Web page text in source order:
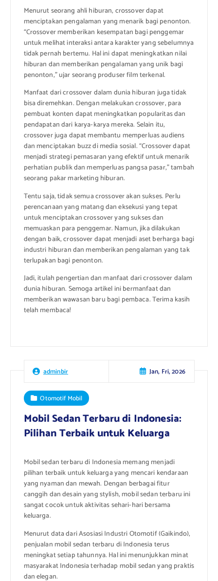
Menurut seorang ahli hiburan, crossover dapat
menciptakan pengalaman yang menarik bagi penonton.
“Crossover memberikan kesempatan bagi penggemar
untuk melihat interaksi antara karakter yang sebelumnya
tidak pernah bertemu. Hal ini dapat meningkatkan nilai
hiburan dan memberikan pengalaman yang unik bagi
penonton,” ujar seorang produser film terkenal.
Manfaat dari crossover dalam dunia hiburan juga tidak
bisa diremehkan. Dengan melakukan crossover, para
pembuat konten dapat meningkatkan popularitas dan
pendapatan dari karya-karya mereka. Selain itu,
crossover juga dapat membantu memperluas audiens
dan menciptakan buzz di media sosial. “Crossover dapat
menjadi strategi pemasaran yang efektif untuk menarik
perhatian publik dan memperluas pangsa pasar,” tambah
seorang pakar marketing hiburan.
Tentu saja, tidak semua crossover akan sukses. Perlu
perencanaan yang matang dan eksekusi yang tepat
untuk menciptakan crossover yang sukses dan
memuaskan para penggemar. Namun, jika dilakukan
dengan baik, crossover dapat menjadi aset berharga bagi
industri hiburan dan memberikan pengalaman yang tak
terlupakan bagi penonton.
Jadi, itulah pengertian dan manfaat dari crossover dalam
dunia hiburan. Semoga artikel ini bermanfaat dan
memberikan wawasan baru bagi pembaca. Terima kasih
telah membaca!
adminbir Jan, Fri, 2026
Otomotif Mobil
Mobil Sedan Terbaru di Indonesia:
Pilihan Terbaik untuk Keluarga
Mobil sedan terbaru di Indonesia memang menjadi
pilihan terbaik untuk keluarga yang mencari kendaraan
yang nyaman dan mewah. Dengan berbagai fitur
canggih dan desain yang stylish, mobil sedan terbaru ini
sangat cocok untuk aktivitas sehari-hari bersama
keluarga.
Menurut data dari Asosiasi Industri Otomotif (Gaikindo),
penjualan mobil sedan terbaru di Indonesia terus
meningkat setiap tahunnya. Hal ini menunjukkan minat
masyarakat Indonesia terhadap mobil sedan yang praktis
dan elegan.